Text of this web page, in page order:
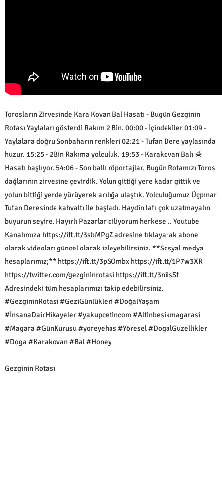
Torosların Zirvesinde Kara Kovan Bal Hasatı - Bugün Gezginin
Rotası Yaylaları gösterdi Rakım 2 Bin. 00:00 - İçindekiler 01:09 -
Yaylalara doğru Sonbaharın renkleri 02:21 - Tufan Dere yaylasında
huzur. 15:25 - 2Bin Rakıma yolculuk. 19:53 - Karakovan Balı 🍯
Hasatı başlıyor. 54:06 - Son ballı röportajlar. Bugün Rotamızı Toros
dağlarının zirvesine çevirdik. Yolun gittiği yere kadar gittik ve
yolun bittiği yerde yürüyerek arılığa ulaştık. Yolculuğumuz Üçpınar
Tufan Deresinde kahvaltı ile başladı. Haydin lafı çok uzatmayalın
buyurun seyire. Hayırlı Pazarlar diliyorum herkese... Youtube
Kanalımıza https://ift.tt/3sbMPgZ adresine tıklayarak abone
olarak videoları güncel olarak izleyebilirsiniz. **Sosyal medya
hesaplarımız;** https://ift.tt/3pSOmbx https://ift.tt/1P7w3XR
https://twitter.com/gezgininrotasi https://ift.tt/3niIsSf
Adresindeki tüm hesaplarımızı takip edebilirsiniz.
#GezgininRotasi #GeziGünlükleri #DoğalYaşam
#İnsanaDairHikayeler #yakupcetincom #Altinbesikmagarasi
#Magara #GünKurusu #yoreyehas #Yöresel #DogalGuzellikler
#Doga #Karakovan #Bal #Honey
Gezginin Rotası